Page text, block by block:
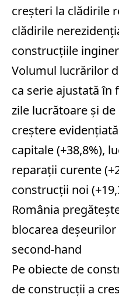
creşteri la clădirile
clădirile
construcţiile
Volumul lucrărilor
ca serie ajustată în
zile lucrătoare şi de
creştere
capitale (+38,8%),
reparaţii curente
construcţii noi
România
blocarea
second-hand
Pe obiecte de
de construcţii a